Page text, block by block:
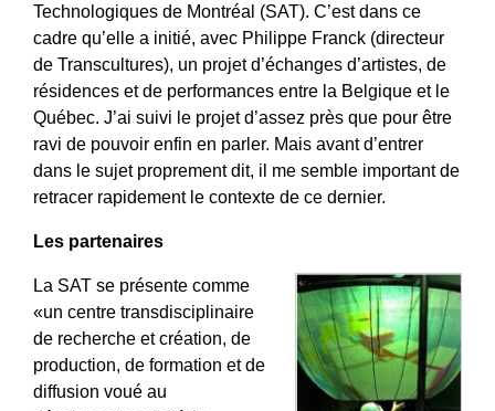
Technologiques de Montréal (SAT). C’est dans ce
cadre qu’elle a initié, avec Philippe Franck (directeur
de Transcultures), un projet d’échanges d’artistes, de
résidences et de performances entre la Belgique et le
Québec. J’ai suivi le projet d’assez près que pour être
ravi de pouvoir enfin en parler. Mais avant d’entrer
dans le sujet proprement dit, il me semble important de
retracer rapidement le contexte de ce dernier.
Les partenaires
La SAT se présente comme
«un centre transdisciplinaire
de recherche et création, de
production, de formation et de
diffusion voué au